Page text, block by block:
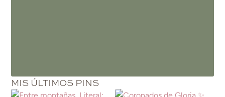
MIS ÚLTIMOS PINS